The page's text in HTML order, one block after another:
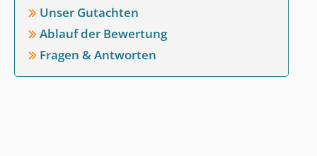
Unser Gutachten
Ablauf der Bewertung
Fragen & Antworten